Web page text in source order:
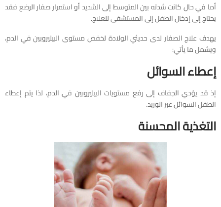
أما في حال كانت شدته بين المتوسط إلى الشديد أو استمرار صفار الرضع فقد
يحتاج إلى إدخال الطفل إلى المستشفى للعلاج.
يهدف علاج الصفار لدى حديثي الولادة لخفض مستوى البيليروبين في الدم،
ويشمل ما يأتي:
إعطاء السوائل
إذ قد يؤدي الجفاف إلى رفع مستويات البيليروبين في الدم، لذا يتم إعطاء
الطفل السوائل عبر الوريد.
التغذية المحسنة